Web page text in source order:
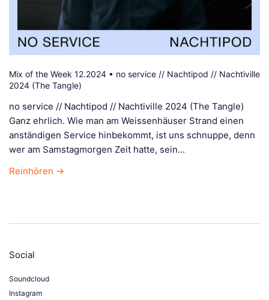
Mix of the Week 12.2024 • no service // Nachtipod // Nachtiville
2024 (The Tangle)
no service // Nachtipod // Nachtiville 2024 (The Tangle)
Ganz ehrlich. Wie man am Weissenhäuser Strand einen
anständigen Service hinbekommt, ist uns schnuppe, denn
wer am Samstagmorgen Zeit hatte, sein...
Reinhören →
Social
Soundcloud
Instagram